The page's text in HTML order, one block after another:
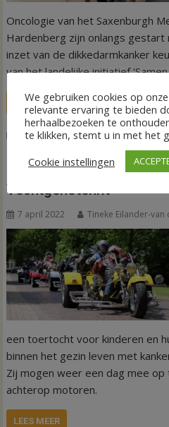
Oncologie van het Saxenburgh
Hardenberg zijn onlangs
inzet van de dikkedarmkanker
van het landelijke initiatief
LEES MEER
Nieuws kanker, Keuzehulp ,Pilot
Nog genoeg plek vrij voor
Vechtgenotenrit
7 april 2022 Tineke Eilander-van
een toertocht voor kinderen en
binnen het gezin leven met
Zij mogen weer een dag mee op
achterop motoren.
LEES MEER
We gebruiken cookies op
relevante ervaring te bieden
herhaalbezoeken te
te klikken, stemt u in met het
Cookie instellingen